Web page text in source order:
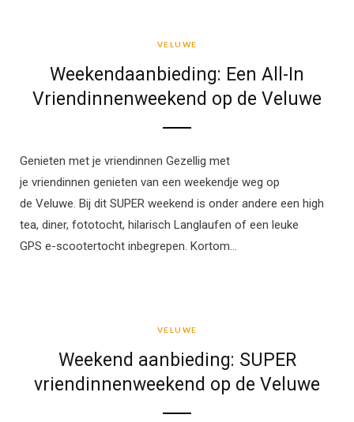
VELUWE
Weekendaanbieding: Een All-In
Vriendinnenweekend op de Veluwe
Genieten met je vriendinnen Gezellig met
je vriendinnen genieten van een weekendje weg op
de Veluwe. Bij dit SUPER weekend is onder andere een high
tea, diner, fototocht, hilarisch Langlaufen of een leuke
GPS e-scootertocht inbegrepen. Kortom…
VELUWE
Weekend aanbieding: SUPER
vriendinnenweekend op de Veluwe